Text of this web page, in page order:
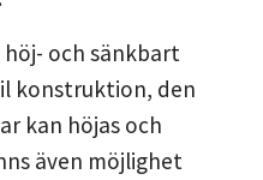
och sänkbart
konstruktion, den
kan höjas och
även möjlighet